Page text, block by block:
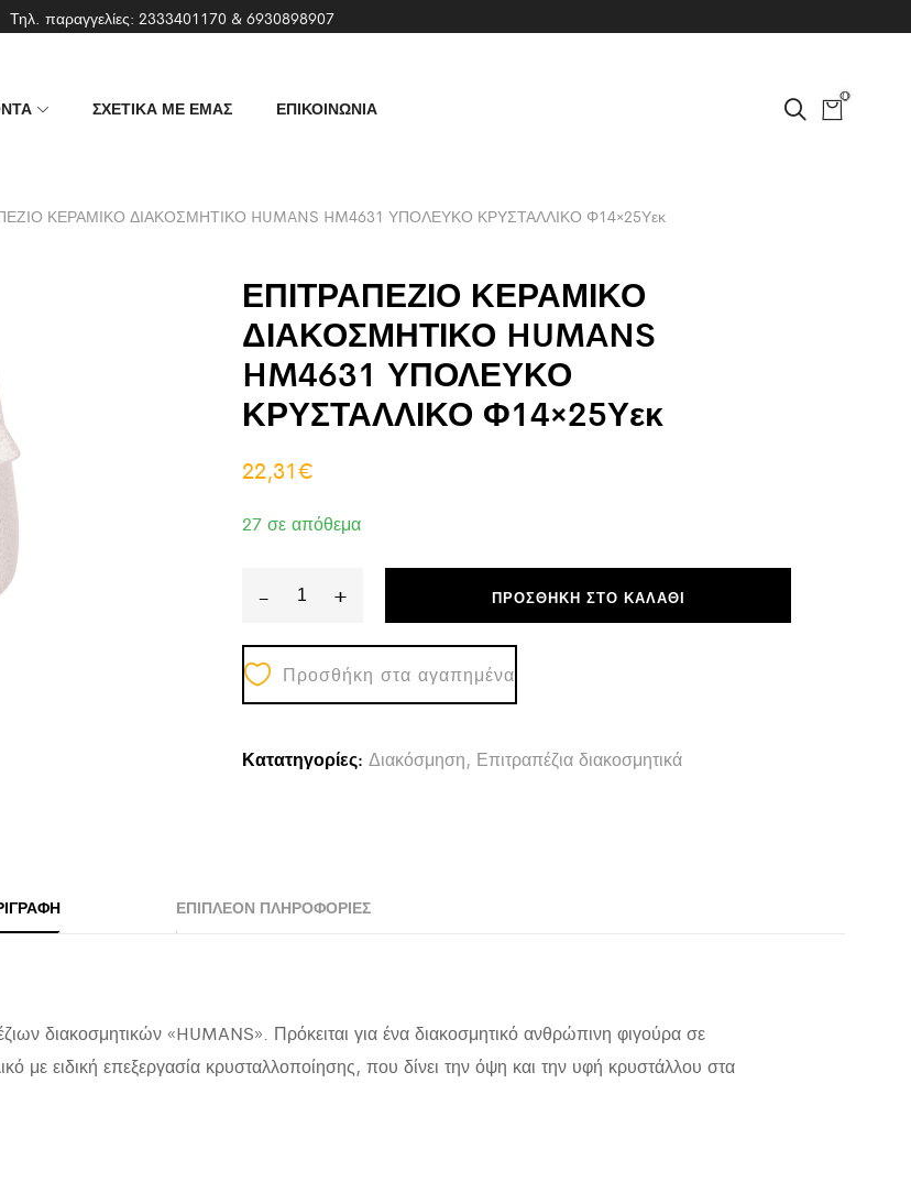
Τηλ. παραγγελίες: 2333401170& 6930898907
ΣΧΕΤΙΚΑ ΜΕ ΕΜΑΣ ΕΠΙΚΟΙΝΩΝΙΑ
0
ΚΕΡΑΜΙΚΟ ΔΙΑΚΟΣΜΗΤΙΚΟ HUMANS HM4631 ΥΠΟΛΕΥΚΟ ΚΡΥΣΤΑΛΛΙΚΟ Φ14×25Υεκ
ΕΠΙΤΡΑΠΕΖΙΟ ΚΕΡΑΜΙΚΟ
ΔΙΑΚΟΣΜΗΤΙΚΟ HUMANS
HM4631 ΥΠΟΛΕΥΚΟ
ΚΡΥΣΤΑΛΛΙΚΟ Φ14×25Υεκ
22,31€
27 σε απόθεμα
-
ΕΠΙΤΡΑΠΕΖΙΟ
ΚΕΡΑΜΙΚΟ
ΔΙΑΚΟΣΜΗΤΙΚΟ
HUMANS
ΥΠΟΛΕΥΚΟ
+ ΠΡΟΣΘΉΚΗ ΣΤΟ ΚΑΛΆΘΙ
Προσθήκη στα αγαπημένα
Κατατηγορίες: Διακόσμηση, Επιτραπέζια διακοσμητικά
ΕΠΙΠΛΈΟΝ ΠΛΗΡΟΦΟΡΊΕΣ
διακοσμητικών «HUMANS». Πρόκειται για ένα διακοσμητικό ανθρώπινη φιγούρα σε
ειδική επεξεργασία κρυσταλλοποίησης, που δίνει την όψη και την υφή κρυστάλλου στα